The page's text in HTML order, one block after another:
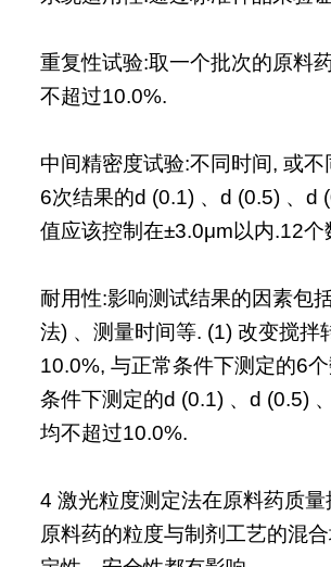
重复性试验:取一个批次的原料
不超过10.0%.
中间精密度试验:不同时间, 或
6次结果的d (0.1) 、d (0.5) 、d
值应该控制在±3.0μm以内.12
耐用性:影响测试结果的因素包
法) 、测量时间等. (1) 改变搅
10.0%, 与正常条件下测定的6
条件下测定的d (0.1) 、d (0.5)
均不超过10.0%.
4 激光粒度测定法在原料药质量
原料药的粒度与制剂工艺的混